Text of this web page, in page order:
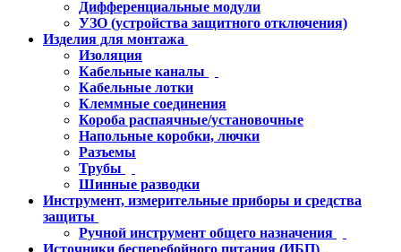
Дифференциальные модули
УЗО (устройства защитного отключения)
Изделия для монтажа
Изоляция
Кабельные каналы
Кабельные лотки
Клеммные соединения
Короба распаячные/установочные
Напольные коробки, лючки
Разъемы
Трубы
Шинные разводки
Инструмент, измерительные приборы и средства
защиты
Ручной инструмент общего назначения
Источники бесперебойного питания (ИБП)